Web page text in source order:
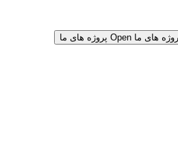
Open پروژه های ما